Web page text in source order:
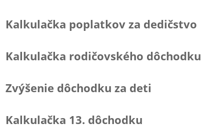
Kalkulačka poplatkov za dedičstvo
Kalkulačka rodičovského dôchodku
Zvýšenie dôchodku za deti
Kalkulačka 13. dôchodku